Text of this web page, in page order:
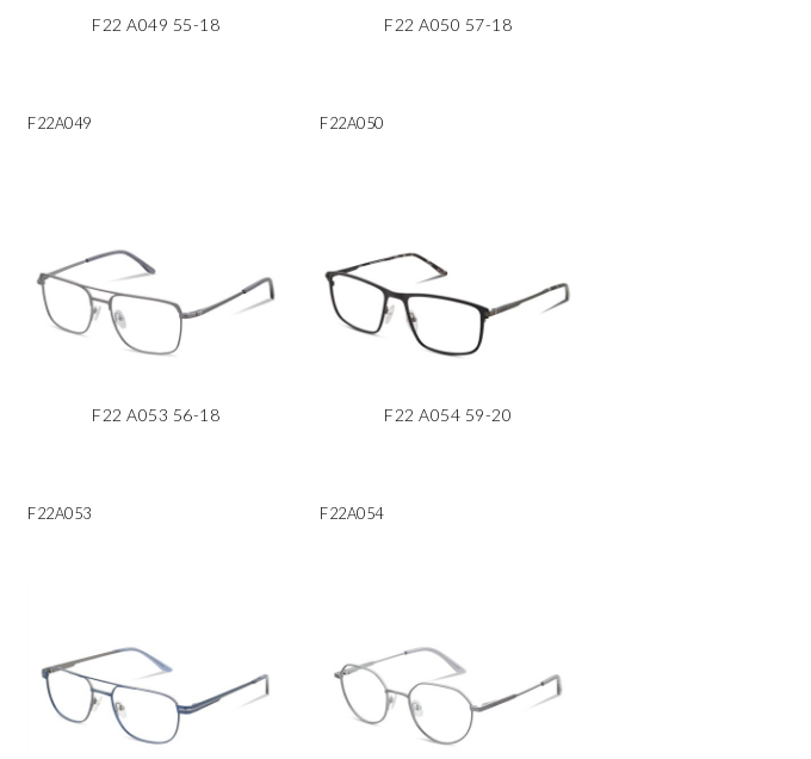
F22 A049 55-18
F22A049
F22 A050 57-18
F22A050
F22 A053 56-18
F22A053
F22 A054 59-20
F22A054